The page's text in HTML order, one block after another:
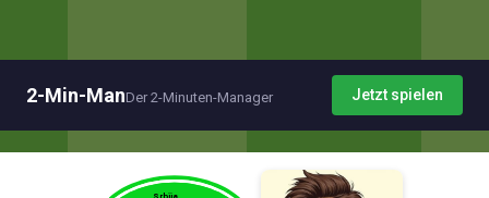
2-Min-ManDer 2-Minuten-Manager Jetzt spielen